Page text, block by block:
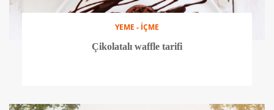
YEME - İÇME
Çikolatalı waffle tarifi